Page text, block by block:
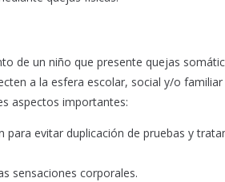
de un niño que presente quejas
a la esfera escolar, social y/o
aspectos importantes:
evitar duplicación de pruebas y
sensaciones corporales.